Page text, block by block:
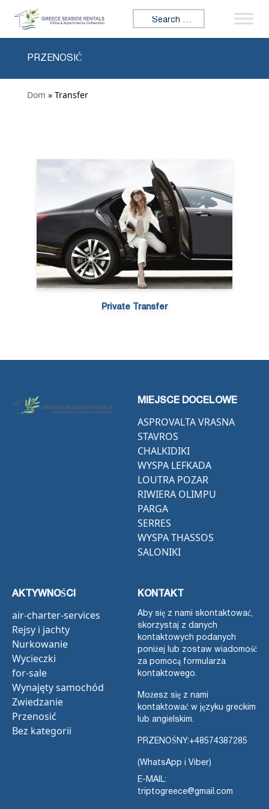
Skip to content
Search for:
PRZENOSIĆ
Dom » Transfer
Private Transfer
MIEJSCE DOCELOWE
ASPROVALTA VRASNA
STAVROS
CHALKIDIKI
WYSPA LEFKADA
LOUTRA POZAR
RIWIERA OLIMPU
PARGA
SERRES
WYSPA THASSOS
SALONIKI
AKTYWNOŚCI
air-charter-services
Rejsy i jachty
Nurkowanie
Wycieczki
for-sale
Wynajęty samochód
Zwiedzanie
Przenosić
Bez kategorii
KONTAKT
Aby się z nami skontaktować,
skorzystaj z danych
kontaktowych podanych
poniżej lub zostaw wiadomość
za pomocą formularza
kontaktowego.
Możesz się z nami
kontaktować w języku greckim
lub angielskim.
PRZENOŚNY:+48574387285
(WhatsApp i Viber)
E-MAIL:
triptogreece@gmail.com